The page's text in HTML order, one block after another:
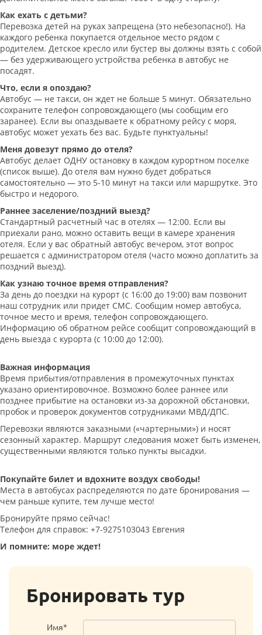
Как ехать с детьми?
Перевозка детей на руках запрещена (это небезопасно!). На
каждого ребенка покупается отдельное место рядом с
родителем. Детское кресло или бустер вы должны взять с собой
— без удерживающего устройства ребенка в автобус не
посадят.
Что, если я опоздаю?
Автобус — не такси, он ждет не больше 5 минут. Обязательно
сохраните телефон сопровождающего (мы сообщим его
заранее). Если вы опаздываете к обратному рейсу с моря,
автобус может уехать без вас. Будьте пунктуальны!
Меня довезут прямо до отеля?
Автобус делает ОДНУ остановку в каждом курортном поселке
(список выше). До отеля вам нужно будет добраться
самостоятельно — это 5-10 минут на такси или маршрутке. Это
быстро и недорого.
Раннее заселение/поздний выезд?
Стандартный расчетный час в отелях — 12:00. Если вы
приехали рано, можно оставить вещи в камере хранения
отеля. Если у вас обратный автобус вечером, этот вопрос
решается с администратором отеля (часто можно доплатить за
поздний выезд).
Как узнаю точное время отправления?
За день до поездки на курорт (с 16:00 до 19:00) вам позвонит
наш сотрудник или придет СМС. Сообщим номер автобуса,
точное место и время, телефон сопровождающего.
Информацию об обратном рейсе сообщит сопровождающий в
день выезда с курорта (с 10:00 до 12:00).
Важная информация
Время прибытия/отправления в промежуточных пунктах
указано ориентировочное. Возможно более раннее или
позднее прибытие на остановки из-за дорожной обстановки,
пробок и проверок документов сотрудниками МВД/ДПС.
Перевозки являются заказными («чартерными») и носят
сезонный характер. Маршрут следования может быть изменен,
существенными являются только пункты высадки.
Покупайте билет и вдохните воздух свободы!
Места в автобусах распределяются по дате бронирования —
чем раньше купите, тем лучше место!
Бронируйте прямо сейчас!
Телефон для справок: +7-9275103043 Евгения
И помните: море ждет!
Бронировать тур
Имя*